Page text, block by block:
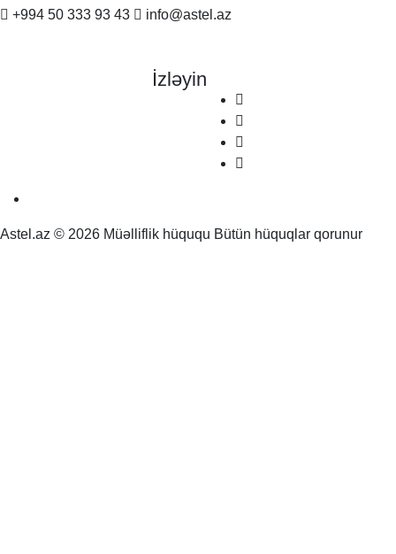
+994 50 333 93 43 info@astel.az
İzləyin
Astel.az © 2026 Müəlliflik hüququ Bütün hüquqlar qorunur